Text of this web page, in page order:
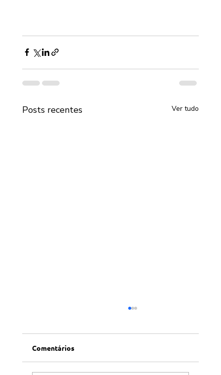
Posts recentes Ver tudo
Comentários